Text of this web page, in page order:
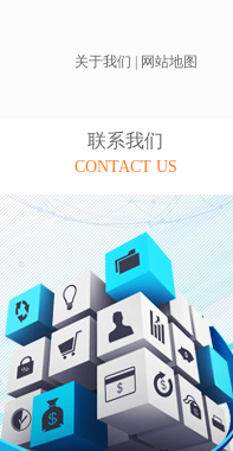
关于我们 网站地图
联系我们
CONTACT US